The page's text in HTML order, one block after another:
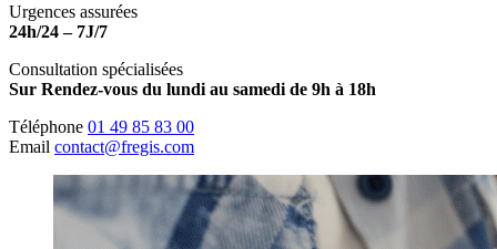
Urgences assurées
24h/24 – 7J/7
Consultation spécialisées
Sur Rendez-vous du lundi au samedi de 9h à 18h
Téléphone 01 49 85 83 00
Email contact@fregis.com